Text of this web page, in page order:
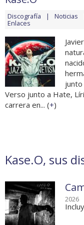
Discografía Noticias
Enlaces
Verso junto a Hate,
carrera en... (+)
Kase.O, sus
2026